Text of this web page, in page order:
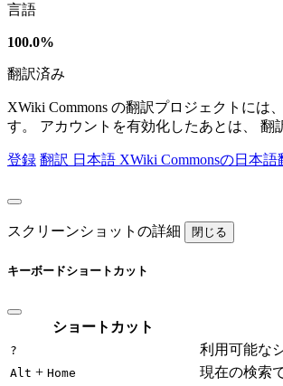
言語
100.0%
翻訳済み
XWiki Commons の翻訳プロジェクトには
す。 アカウントを有効化したあとは、 翻
登録 翻訳 日本語 XWiki Commonsの日本語
スクリーンショットの詳細 閉じる
キーボードショートカット
ショートカット
? 利用可能な
Alt + Home 現在の検索